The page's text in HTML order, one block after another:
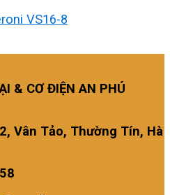
VS16-8
& CƠ ĐIỆN AN PHÚ
Vân Tảo, Thường Tín, Hà